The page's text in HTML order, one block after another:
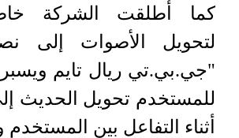
كما أطلقت الشركة
لتحويل الأصوات إلى
"جي.بي.تي ريال تايم
للمستخدم تحويل الحديث
أثناء التفاعل بين المستخدم